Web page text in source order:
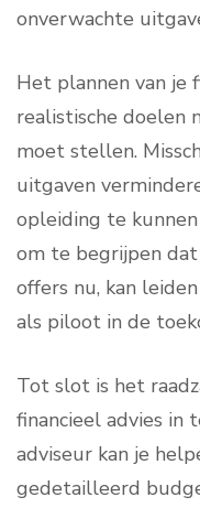
onverwachte
Het plannen van je
realistische doelen
moet stellen.
uitgaven
opleiding te
om te begrijpen
offers nu, kan
als piloot in de
Tot slot is het
financieel advies in
adviseur kan je
gedetailleerd